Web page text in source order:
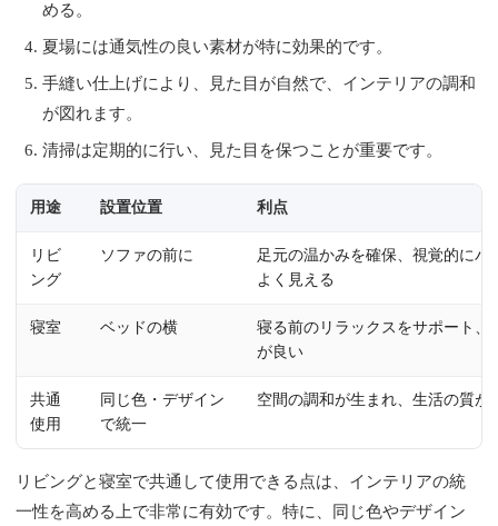
める。
夏場には通気性の良い素材が特に効果的です。
手縫い仕上げにより、見た目が自然で、インテリアの調和
が図れます。
清掃は定期的に行い、見た目を保つことが重要です。
用途 設置位置 利点
リビ
ング
ソファの前に
足元の温かみを確保、視覚的にバ
よく見える
寝室 ベッドの横
寝る前のリラックスをサポート、
が良い
共通
使用
同じ色・デザイン
で統一
空間の調和が生まれ、生活の質が
リビングと寝室で共通して使用できる点は、インテリアの統
一性を高める上で非常に有効です。特に、同じ色やデザイン